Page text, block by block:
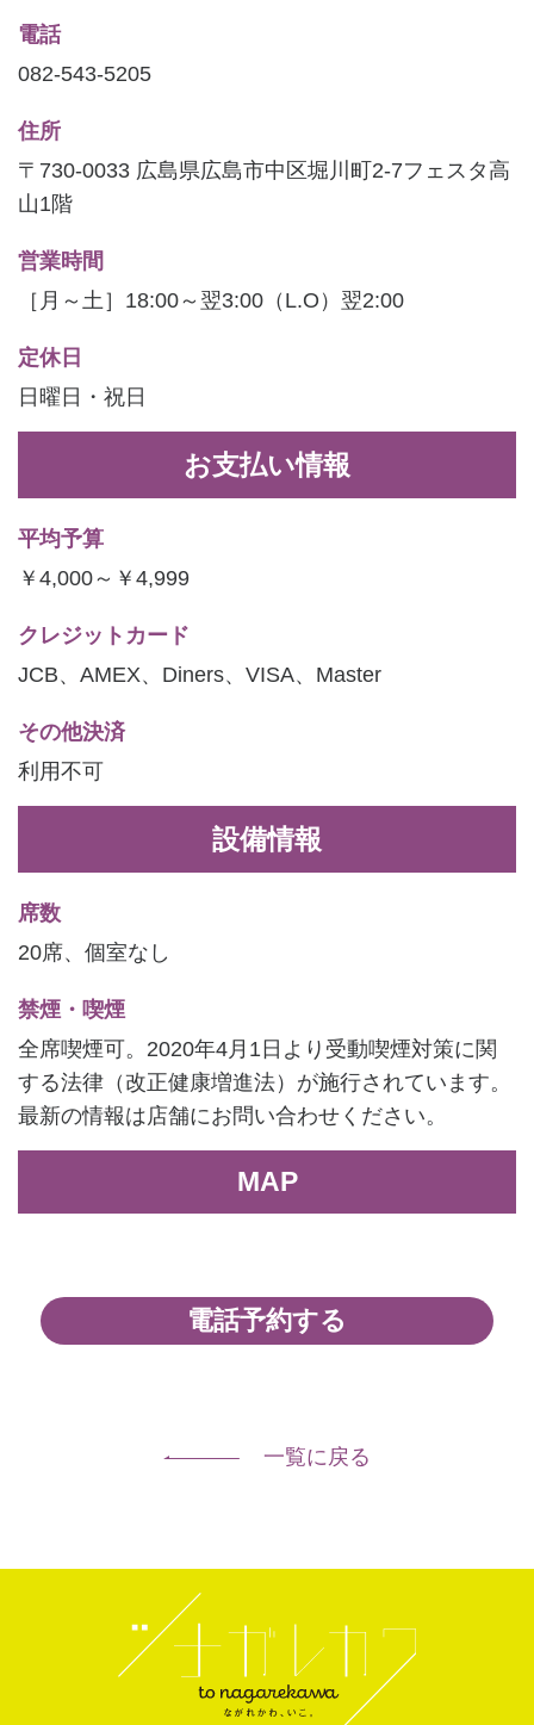
電話
082-543-5205
住所
〒730-0033 広島県広島市中区堀川町2-7フェスタ高
山1階
営業時間
［月～土］18:00～翌3:00（L.O）翌2:00
定休日
日曜日・祝日
お支払い情報
平均予算
￥4,000～￥4,999
クレジットカード
JCB、AMEX、Diners、VISA、Master
その他決済
利用不可
設備情報
席数
20席、個室なし
禁煙・喫煙
全席喫煙可。2020年4月1日より受動喫煙対策に関
する法律（改正健康増進法）が施行されています。
最新の情報は店舗にお問い合わせください。
MAP
電話予約する
一覧に戻る